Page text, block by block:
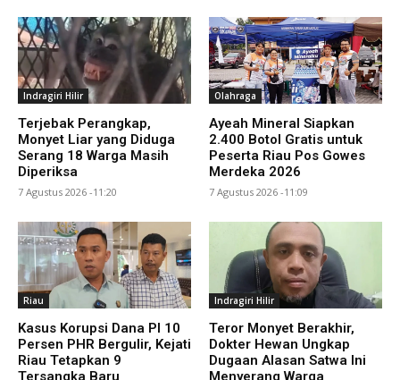
Indragiri Hilir
Terjebak Perangkap,
Monyet Liar yang Diduga
Serang 18 Warga Masih
Diperiksa
7 Agustus 2026 -11:20
Olahraga
Ayeah Mineral Siapkan
2.400 Botol Gratis untuk
Peserta Riau Pos Gowes
Merdeka 2026
7 Agustus 2026 -11:09
Riau
Kasus Korupsi Dana PI 10
Persen PHR Bergulir, Kejati
Riau Tetapkan 9
Tersangka Baru
Indragiri Hilir
Teror Monyet Berakhir,
Dokter Hewan Ungkap
Dugaan Alasan Satwa Ini
Menyerang Warga